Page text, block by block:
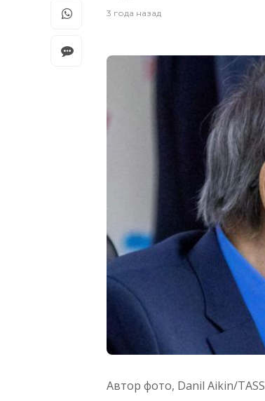
3 года назад
Автор фото, Danil Aikin/TASS